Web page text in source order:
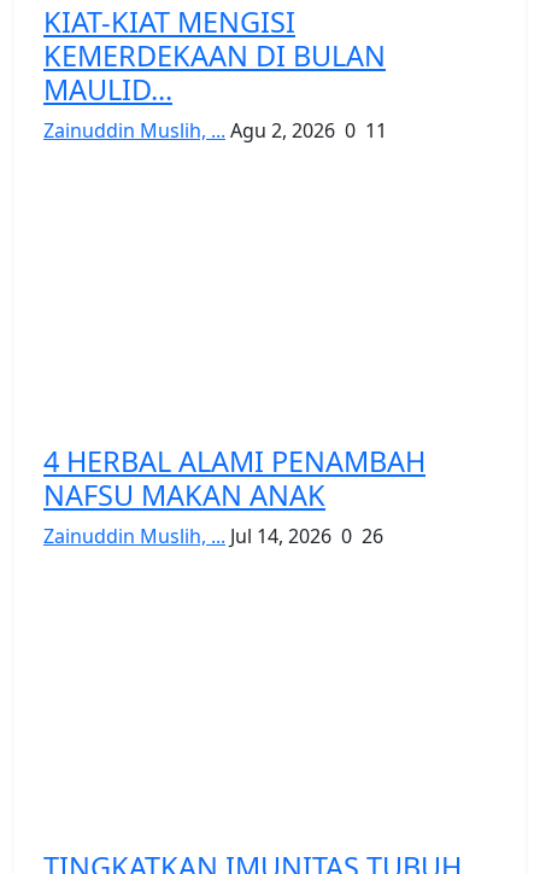
KIAT-KIAT MENGISI
KEMERDEKAAN DI BULAN
MAULID...
Zainuddin Muslih, ... Agu 2, 2026 0 11
4 HERBAL ALAMI PENAMBAH
NAFSU MAKAN ANAK
Zainuddin Muslih, ... Jul 14, 2026 0 26